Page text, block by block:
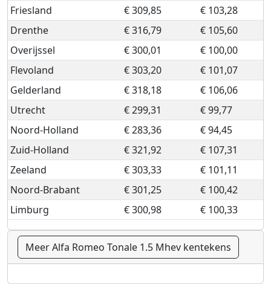
Friesland
€ 309,85
€ 103,28
Drenthe
€ 316,79
€ 105,60
Overijssel
€ 300,01
€ 100,00
Flevoland
€ 303,20
€ 101,07
Gelderland
€ 318,18
€ 106,06
Utrecht
€ 299,31
€ 99,77
Noord-Holland
€ 283,36
€ 94,45
Zuid-Holland
€ 321,92
€ 107,31
Zeeland
€ 303,33
€ 101,11
Noord-Brabant
€ 301,25
€ 100,42
Limburg
€ 300,98 € 100,33
Meer Alfa Romeo Tonale 1.5 Mhev kentekens